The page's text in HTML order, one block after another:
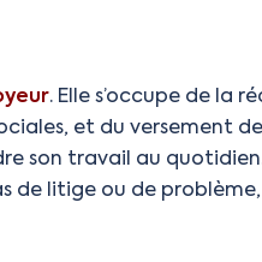
. Elle s’occupe de la
et du versement
son travail au
de litige ou de problème,